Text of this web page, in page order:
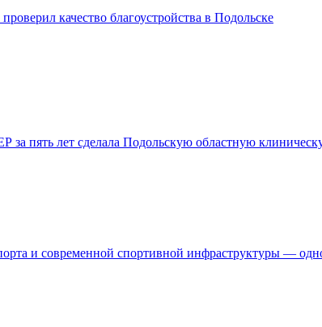
качество благоустройства в Подольске
за пять лет сделала Подольскую областную
и современной спортивной инфраструктуры —